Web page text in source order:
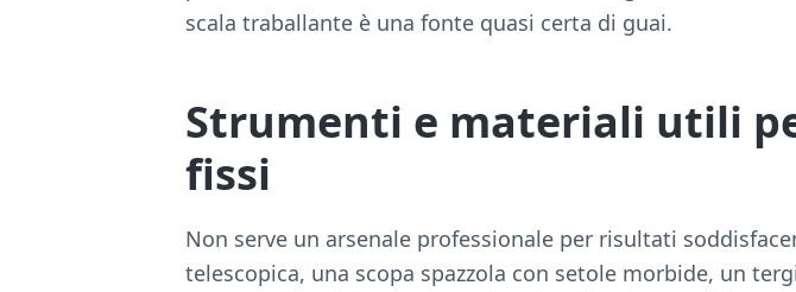
scala traballante è una fonte quasi certa di guai.
Strumenti e materiali utili
fissi
Non serve un arsenale professionale per risultati
telescopica, una scopa spazzola con setole morbide, un